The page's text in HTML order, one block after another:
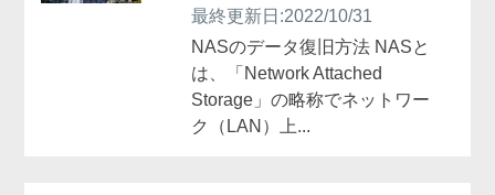
最終更新日:2022/10/31
NASのデータ復旧方法 NASと
は、「Network Attached
Storage」の略称でネットワー
ク（LAN）上...